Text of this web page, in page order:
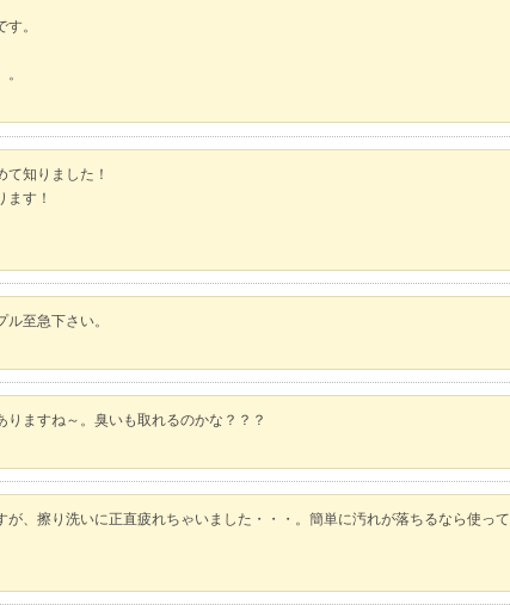
。
て知りました！
ます！
至急下さい。
りますね～。臭いも取れるのかな？？？
が、擦り洗いに正直疲れちゃいました・・・。簡単に汚れが落ちるなら使って